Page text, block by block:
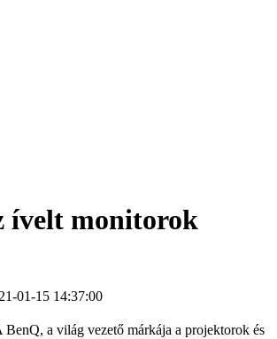
ívelt monitorok
01-15 14:37:00
BenQ, a világ vezető márkája a projektorok és